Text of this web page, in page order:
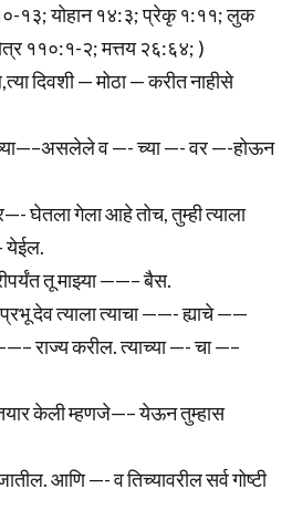
१३; योहान १४:३; प्रेकृ १:११; लुक
११०:१-२; मत्तय २६:६४; )
दिवशी — मोठा — करीत नाहीसे
व —- च्या —- वर —-होऊन
घेतला गेला आहे तोच, तुम्ही त्याला
येईल.
तू माझ्या ——– बैस.
देव त्याला त्याचा ——- ह्याचे ——
राज्य करील. त्याच्या —- चा —–
केली म्हणजे—– येऊन तुम्हास
आणि —- व तिच्यावरील सर्व गोष्टी